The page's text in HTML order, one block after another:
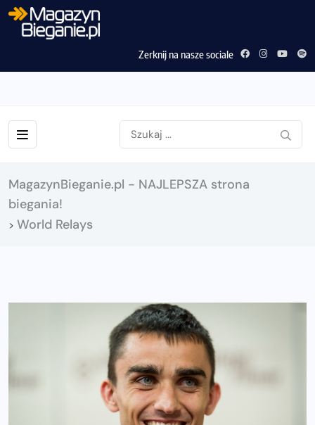
Zerknij na nasze sociale
MagazynBieganie.pl - NAJLEPSZA strona
biegania!
> World Relays